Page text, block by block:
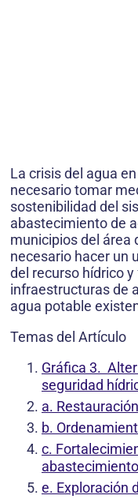
La crisis del agua
necesario tomar
sostenibilidad del
abastecimiento de
municipios del área
necesario hacer un
del recurso hídrico
infraestructuras de
agua potable
Temas del Artículo
Gráfica 3.
seguridad
a.
b.
c.
e. Exploración